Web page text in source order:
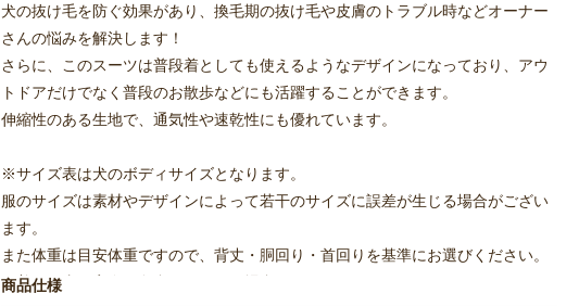
犬の抜け毛を防ぐ効果があり、換毛期の抜け毛や皮膚のトラブル時などオーナー
さんの悩みを解決します！
さらに、このスーツは普段着としても使えるようなデザインになっており、アウ
トドアだけでなく普段のお散歩などにも活躍することができます。
伸縮性のある生地で、通気性や速乾性にも優れています。
※サイズ表は犬のボディサイズとなります。
服のサイズは素材やデザインによって若干のサイズに誤差が生じる場合がござい
ます。
また体重は目安体重ですので、背丈・胴回り・首回りを基準にお選びください。
※着用写真は実際の色合いと異なる場合がございます。
商品仕様